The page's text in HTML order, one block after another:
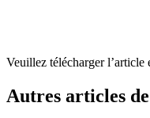
Veuillez télécharger
Autres articles